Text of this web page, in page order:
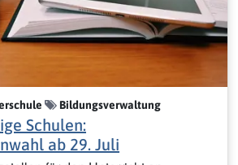
Bildungsverwaltung
Schulen:
ab 29. Juli